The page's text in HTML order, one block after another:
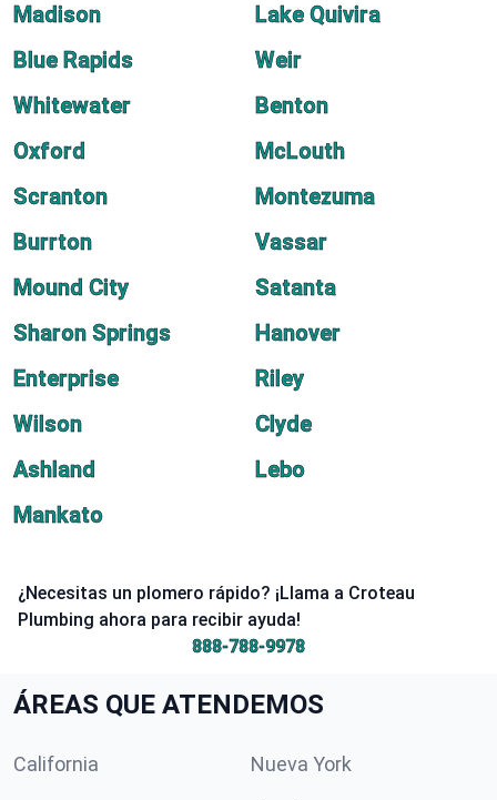
Madison
Lake Quivira
Blue Rapids
Weir
Whitewater
Benton
Oxford
McLouth
Scranton
Montezuma
Burrton
Vassar
Mound City
Satanta
Sharon Springs
Hanover
Enterprise
Riley
Wilson
Clyde
Ashland
Lebo
Mankato
¿Necesitas un plomero rápido? ¡Llama a Croteau
Plumbing ahora para recibir ayuda!
888-788-9978
ÁREAS QUE ATENDEMOS
California Nueva York